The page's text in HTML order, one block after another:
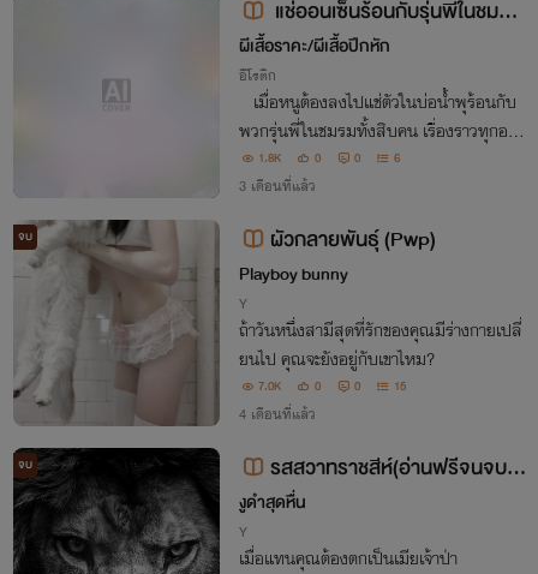
แช่ออนเซ็นร้อนกับรุ่นพี่ในชมรม
ทั้งสิบ
ผีเสื้อราคะ/ผีเสื้อปีกหัก
อีโรติก
พวกรุ่นพี่ในชมรมทั้งสิบคน เรื่องราวทุกอย่า
งมันจึงได้เริ่มต้นขึ้น
1.8K 0 0 6
3 เดือนที่แล้ว
จบ ผัวกลายพันธุ์ (Pwp)
Playboy bunny
Y
ถ้าวันหนึ่งสามีสุดที่รักของคุณมีร่างกายเปลี่
ยนไป คุณจะยังอยู่กับเขาไหม?
7.0K 0 0 15
4 เดือนที่แล้ว
จบ
รสสวาทราชสีห์(อ่านฟรีจนจบก่
อนติดเหรียญ)
งูดำสุดหื่น
Y
เมื่อแทนคุณต้องตกเป็นเมียเจ้าป่า